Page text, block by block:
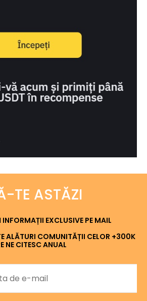
TE ASTĂZI
INFORMAȚII EXCLUSIVE PE MAIL
ALĂTURI COMUNITĂȚII CELOR +300K
NE CITESC ANUAL